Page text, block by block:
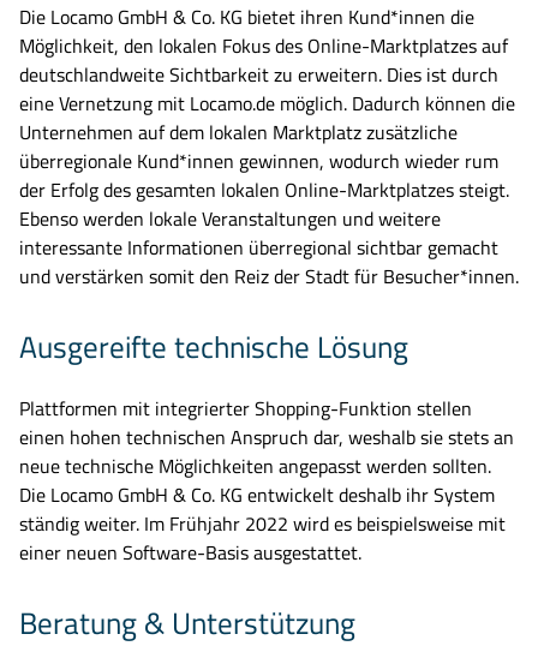
Die Locamo GmbH & Co. KG bietet ihren Kund*innen die
Möglichkeit, den lokalen Fokus des Online-Marktplatzes auf
deutschlandweite Sichtbarkeit zu erweitern. Dies ist durch
eine Vernetzung mit Locamo.de möglich. Dadurch können die
Unternehmen auf dem lokalen Marktplatz zusätzliche
überregionale Kund*innen gewinnen, wodurch wieder rum
der Erfolg des gesamten lokalen Online-Marktplatzes steigt.
Ebenso werden lokale Veranstaltungen und weitere
interessante Informationen überregional sichtbar gemacht
und verstärken somit den Reiz der Stadt für Besucher*innen.
Ausgereifte technische Lösung
Plattformen mit integrierter Shopping-Funktion stellen
einen hohen technischen Anspruch dar, weshalb sie stets an
neue technische Möglichkeiten angepasst werden sollten.
Die Locamo GmbH & Co. KG entwickelt deshalb ihr System
ständig weiter. Im Frühjahr 2022 wird es beispielsweise mit
einer neuen Software-Basis ausgestattet.
Beratung & Unterstützung